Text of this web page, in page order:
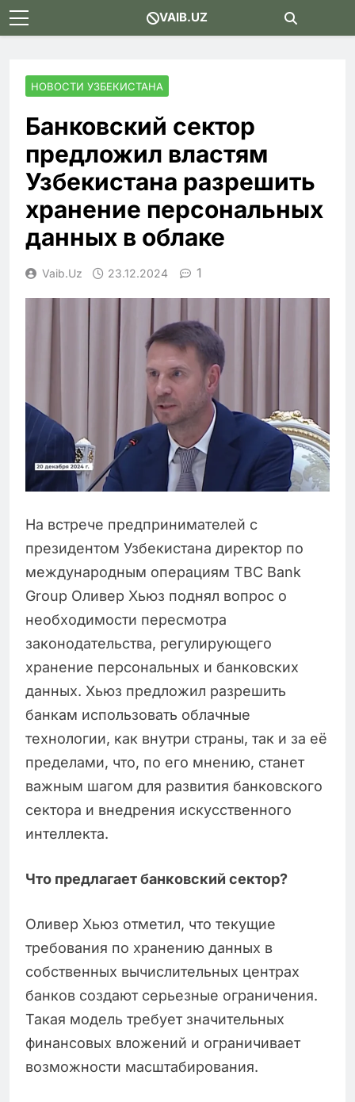
Skip
to
VAIB.UZ
НОВОСТИ УЗБЕКИСТАНА
Банковский сектор
предложил властям
Узбекистана разрешить
хранение персональных
данных в облаке
Vaib.uz 23.12.2024 1
На встрече предпринимателей с
президентом Узбекистана директор по
международным операциям TBC Bank
Group Оливер Хьюз поднял вопрос о
необходимости пересмотра
законодательства, регулирующего
хранение персональных и банковских
данных. Хьюз предложил разрешить
банкам использовать облачные
технологии, как внутри страны, так и за её
пределами, что, по его мнению, станет
важным шагом для развития банковского
сектора и внедрения искусственного
интеллекта.
Что предлагает банковский сектор?
Оливер Хьюз отметил, что текущие
требования по хранению данных в
собственных вычислительных центрах
банков создают серьезные ограничения.
Такая модель требует значительных
финансовых вложений и ограничивает
возможности масштабирования.